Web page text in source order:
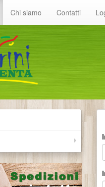
Chi siamo Contatti